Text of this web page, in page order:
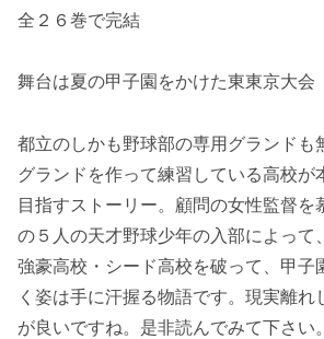
全２６巻で完結
舞台は夏の甲子園をかけた東東京大会
都立のしかも野球部の専用グランドも
グランドを作って練習している高校が
目指すストーリー。顧問の女性監督を
の５人の天才野球少年の入部によって
強豪高校・シード高校を破って、甲子
く姿は手に汗握る物語です。現実離れ
が良いですね。是非読んでみて下さい。